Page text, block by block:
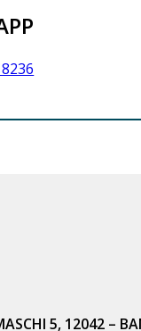
5, 12042 –